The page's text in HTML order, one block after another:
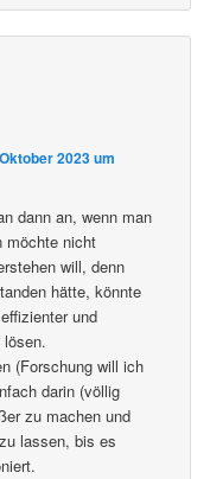
2023 um
dann an, wenn man
möchte nicht
will, denn
hätte, könnte
und
lösen.
(Forschung will ich
darin (völlig
zu machen und
lassen, bis es